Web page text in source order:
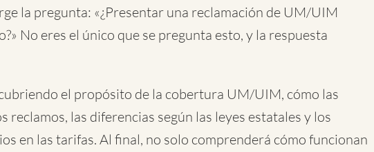
la pregunta: «¿Presentar una reclamación de UM/UIM
No eres el único que se pregunta esto, y la respuesta
el propósito de la cobertura UM/UIM, cómo las
reclamos, las diferencias según las leyes estatales y los
en las tarifas. Al final, no solo comprenderá cómo funcionan